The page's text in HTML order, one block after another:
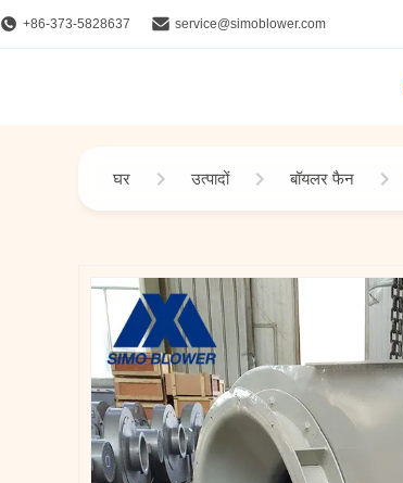
+86-373-5828637 service@simoblower.com
घर उत्पादों बॉयलर फैन